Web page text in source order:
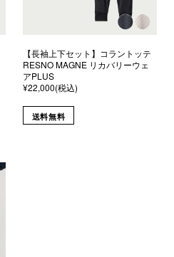
【長袖上下セット】コラントッテ
RESNO MAGNE リカバリーウェ
アPLUS
¥22,000(税込)
送料無料